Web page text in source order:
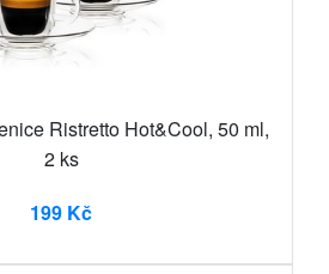
Ristretto Hot&Cool, 50 ml,
2 ks
199 Kč